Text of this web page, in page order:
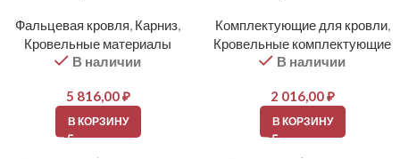
Фальцевая кровля, Карниз,
Кровельные материалы
В наличии
5 816,00₽
В КОРЗИНУ
Комплектующие для кровли,
Кровельные комплектующие
В наличии
2 016,00₽
В КОРЗИНУ